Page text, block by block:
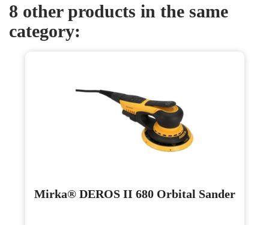
8 other products in the same
category:
Mirka® DEROS II 680 Orbital Sander